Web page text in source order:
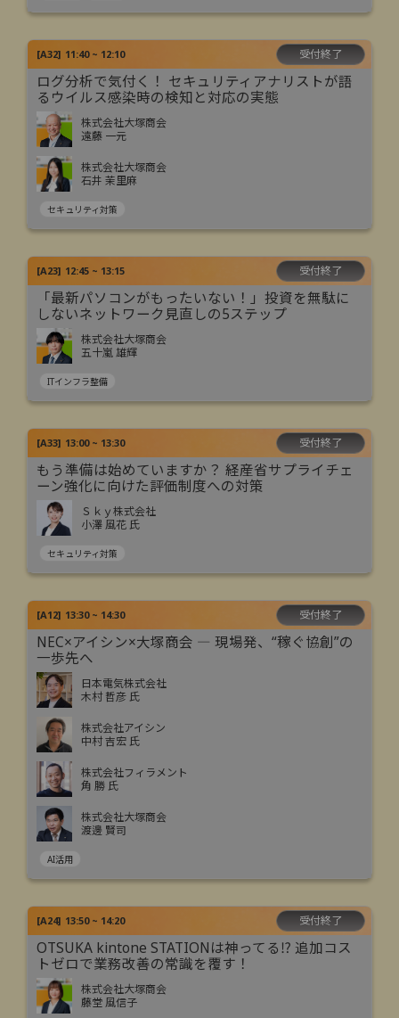
[A32] 11:40 ~ 12:10 受付終了
ログ分析で気付く！ セキュリティアナリストが語
るウイルス感染時の検知と対応の実態
株式会社大塚商会
遠藤 一元
株式会社大塚商会
石井 茉里麻
セキュリティ対策
[A23] 12:45 ~ 13:15 受付終了
「最新パソコンがもったいない！」投資を無駄に
しないネットワーク見直しの5ステップ
株式会社大塚商会
五十嵐 雄輝
ITインフラ整備
[A33] 13:00 ~ 13:30 受付終了
もう準備は始めていますか？ 経産省サプライチェ
ーン強化に向けた評価制度への対策
Ｓｋｙ株式会社
小澤 風花 氏
セキュリティ対策
[A12] 13:30 ~ 14:30 受付終了
NEC×アイシン×大塚商会 ― 現場発、“稼ぐ協創”の
一歩先へ
日本電気株式会社
木村 哲彦 氏
株式会社アイシン
中村 吉宏 氏
株式会社フィラメント
角 勝 氏
株式会社大塚商会
渡邊 賢司
AI活用
[A24] 13:50 ~ 14:20 受付終了
OTSUKA kintone STATIONは神ってる⁉ 追加コス
トゼロで業務改善の常識を覆す！
株式会社大塚商会
藤堂 風信子